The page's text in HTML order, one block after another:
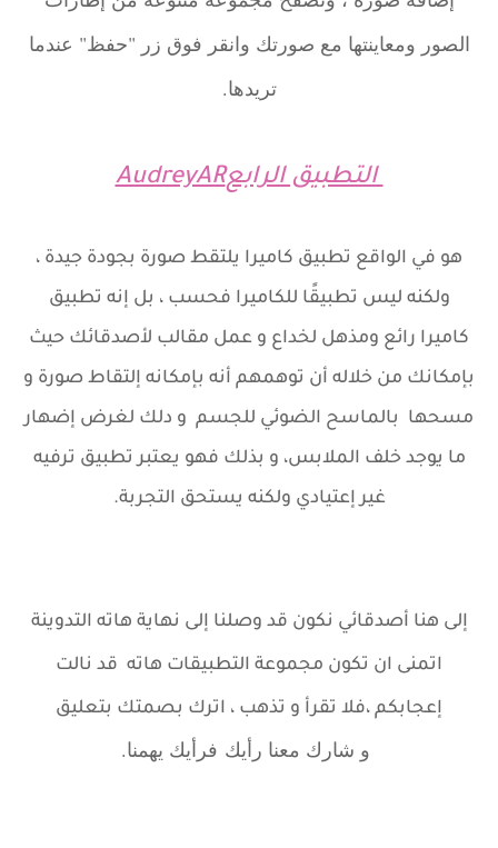
الصور ومعاينتها مع صورتك وانقر فوق زر "حفظ" عندما
تريدها.
التطبيق الرابعAudreyAR
هو في الواقع تطبيق كاميرا يلتقط صورة بجودة جيدة ،
ولكنه ليس تطبيقًا للكاميرا فحسب ، بل إنه تطبيق
كاميرا رائع ومذهل لخداع و عمل مقالب لأصدقائك حيث
بإمكانك من خلاله أن توهمهم أنه بإمكانه إلتقاط صورة و
مسحها بالماسح الضوئي للجسم و دلك لغرض إضهار
ما يوجد خلف الملابس، و بذلك فهو يعتبر تطبيق ترفيه
غير إعتيادي ولكنه يستحق التجربة.
إلى هنا أصدقائي نكون قد وصلنا إلى نهاية هاته التدوينة
اتمنى ان تكون مجموعة التطبيقات هاته قد نالت
إعجابكم ،فلا تقرأ و تذهب ، اترك بصمتك بتعليق
و شارك معنا رأيك فرأيك يهمنا.